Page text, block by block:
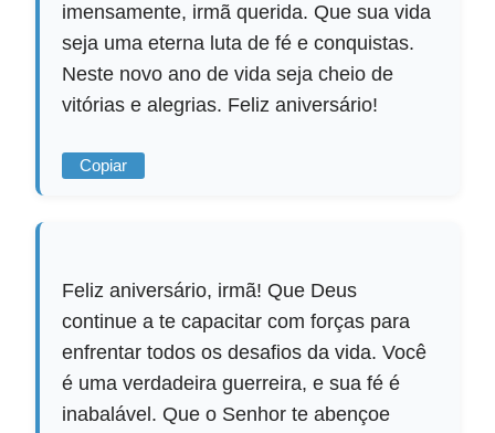
imensamente, irmã querida. Que sua vida
seja uma eterna luta de fé e conquistas.
Neste novo ano de vida seja cheio de
vitórias e alegrias. Feliz aniversário!
Copiar
Feliz aniversário, irmã! Que Deus
continue a te capacitar com forças para
enfrentar todos os desafios da vida. Você
é uma verdadeira guerreira, e sua fé é
inabalável. Que o Senhor te abençoe